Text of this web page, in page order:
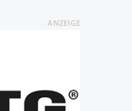
ANZEIGE